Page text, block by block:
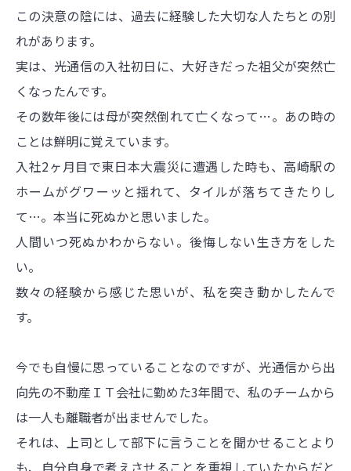
この決意の陰には、過去に経験した大切な人たちとの別
れがあります。
実は、光通信の入社初日に、大好きだった祖父が突然亡
くなったんです。
その数年後には母が突然倒れて亡くなって…。あの時の
ことは鮮明に覚えています。
入社2ヶ月目で東日本大震災に遭遇した時も、高崎駅の
ホームがグワーッと揺れて、タイルが落ちてきたりし
て…。本当に死ぬかと思いました。
人間いつ死ぬかわからない。後悔しない生き方をした
い。
数々の経験から感じた思いが、私を突き動かしたんで
す。
今でも自慢に思っていることなのですが、光通信から出
向先の不動産ＩＴ会社に勤めた3年間で、私のチームから
は一人も離職者が出ませんでした。
それは、上司として部下に言うことを聞かせることより
も、自分自身で考えさせることを重視していたからだと